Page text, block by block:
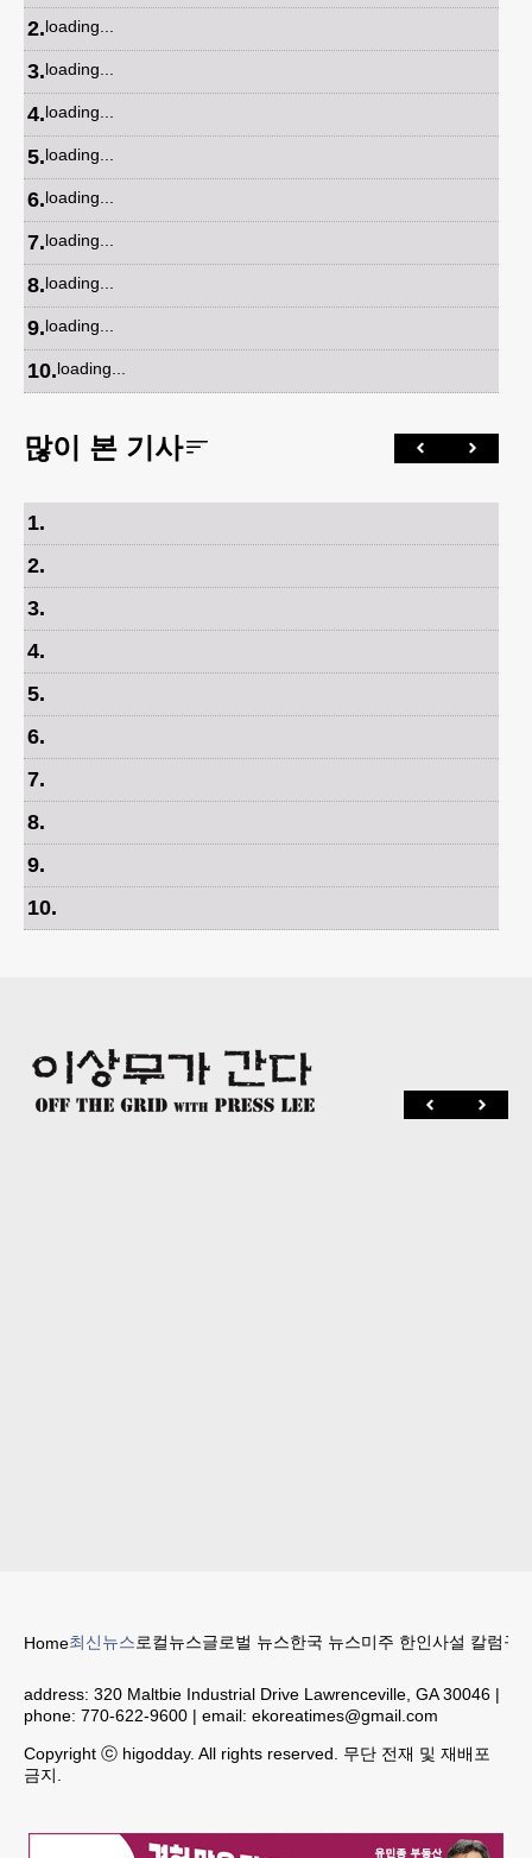
2.loading...
3.loading...
4.loading...
5.loading...
6.loading...
7.loading...
8.loading...
9.loading...
10.loading...
많이 본 기사
1.
2.
3.
4.
5.
6.
7.
8.
9.
10.
Home최신뉴스로컬뉴스글로벌 뉴스한국 뉴스미주 한인사설 칼럼구
address: 320 Maltbie Industrial Drive Lawrenceville, GA 30046 |
phone: 770-622-9600 | email: ekoreatimes@gmail.com
Copyright ⓒ higodday. All rights reserved. 무단 전재 및 재배포
금지.